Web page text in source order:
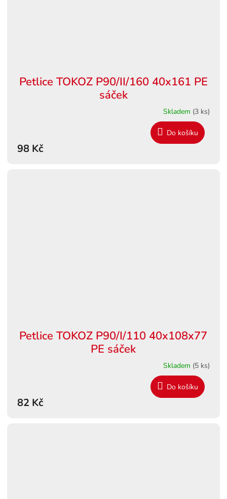
Petlice TOKOZ P90/II/160 40x161 PE
sáček
Skladem (3 ks)
98 Kč
Do košíku
Petlice TOKOZ P90/I/110 40x108x77
PE sáček
Skladem (5 ks)
82 Kč
Do košíku